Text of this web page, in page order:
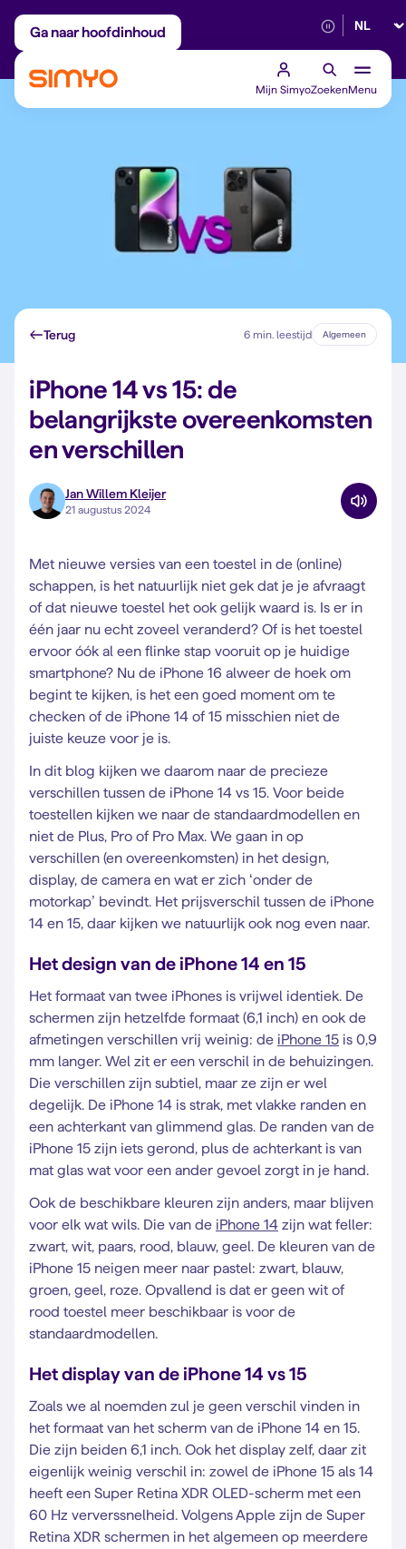
Ga naar hoofdinhoud
Maandelijks aanpasbaar Betrouwbaar
Mijn SimyoZoekenMenu
Terug 6 min. leestijd Algemeen
iPhone 14 vs 15: de
belangrijkste overeenkomsten
en verschillen
Jan Willem Kleijer
21 augustus 2024
Met nieuwe versies van een toestel in de (online)
schappen, is het natuurlijk niet gek dat je je afvraagt
of dat nieuwe toestel het ook gelijk waard is. Is er in
één jaar nu echt zoveel veranderd? Of is het toestel
ervoor óók al een flinke stap vooruit op je huidige
smartphone? Nu de iPhone 16 alweer de hoek om
begint te kijken, is het een goed moment om te
checken of de iPhone 14 of 15 misschien niet de
juiste keuze voor je is.
In dit blog kijken we daarom naar de precieze
verschillen tussen de iPhone 14 vs 15. Voor beide
toestellen kijken we naar de standaardmodellen en
niet de Plus, Pro of Pro Max. We gaan in op
verschillen (en overeenkomsten) in het design,
display, de camera en wat er zich ‘onder de
motorkap’ bevindt. Het prijsverschil tussen de iPhone
14 en 15, daar kijken we natuurlijk ook nog even naar.
Het design van de iPhone 14 en 15
Het formaat van twee iPhones is vrijwel identiek. De
schermen zijn hetzelfde formaat (6,1 inch) en ook de
afmetingen verschillen vrij weinig: de iPhone 15 is 0,9
mm langer. Wel zit er een verschil in de behuizingen.
Die verschillen zijn subtiel, maar ze zijn er wel
degelijk. De iPhone 14 is strak, met vlakke randen en
een achterkant van glimmend glas. De randen van de
iPhone 15 zijn iets gerond, plus de achterkant is van
mat glas wat voor een ander gevoel zorgt in je hand.
Ook de beschikbare kleuren zijn anders, maar blijven
voor elk wat wils. Die van de iPhone 14 zijn wat feller:
zwart, wit, paars, rood, blauw, geel. De kleuren van de
iPhone 15 neigen meer naar pastel: zwart, blauw,
groen, geel, roze. Opvallend is dat er geen wit of
rood toestel meer beschikbaar is voor de
standaardmodellen.
Het display van de iPhone 14 vs 15
Zoals we al noemden zul je geen verschil vinden in
het formaat van het scherm van de iPhone 14 en 15.
Die zijn beiden 6,1 inch. Ook het display zelf, daar zit
eigenlijk weinig verschil in: zowel de iPhone 15 als 14
heeft een Super Retina XDR OLED-scherm met een
60 Hz ververssnelheid. Volgens Apple zijn de Super
Retina XDR schermen in het algemeen op meerdere